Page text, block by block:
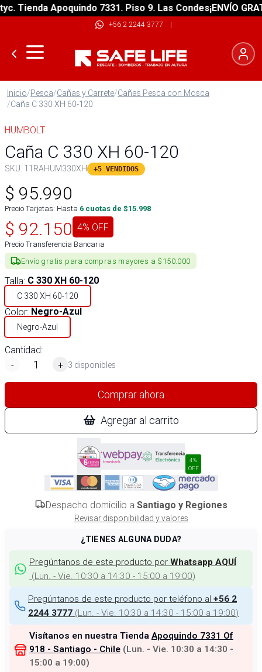
Tienda Apoquindo 7331. Piso 9. Las Condes¡ENVÍO
+56 2 2244 3777 |
Inicio/Pesca/Cañas y Carrete/Cañas Pesca con Mosca
/Caña C 330 XH 60-120
HUMBOLT
Caña C 330 XH 60-120
SKU: 11RAHUM330XH +5 VENDIDOS
$ 95.990
Precio Tarjetas: Hasta 6 cuotas de $15.998
$ 92.150 4% OFF
Precio Transferencia Bancaria
Envío gratis para compras mayores a $150.000
Talla: C 330 XH 60-120
C 330 XH 60-120
Color: Negro-Azul
Negro-Azul
Cantidad:
-
+ 3 disponibles
Comprar ahora
Agregar al carrito
4%
OFF
Despacho domicilio a Santiago y Regiones
Revisar disponibilidad y valores
¿TIENES ALGUNA DUDA?
Pregúntanos de este producto por Whatsapp AQUÍ
(Lun. - Vie. 10:30 a 14:30 - 15:00 a 19:00)
Pregúntanos de este producto por teléfono al +56 2
2244 3777 (Lun. - Vie. 10:30 a 14:30 - 15:00 a 19:00)
Visítanos en nuestra Tienda Apoquindo 7331 Of
918 - Santiago - Chile (Lun. - Vie. 10:30 a 14:30 -
15:00 a 19:00)